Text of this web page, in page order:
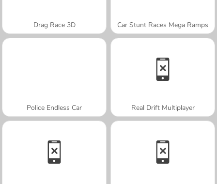
Drag Race 3D Car Stunt Races Mega Ramps
Police Endless Car Real Drift Multiplayer